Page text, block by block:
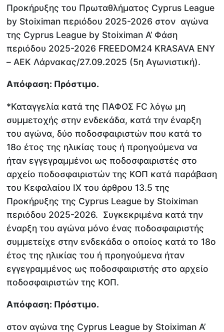
Προκήρυξης του Πρωταθλήματος Cyprus League
by Stoiximan περιόδου 2025-2026 στον αγώνα
της Cyprus League by Stoiximan Α’ Φάση
περιόδου 2025-2026 FREEDOM24 KRASAVA ΕΝΥ
– ΑΕΚ Λάρνακας/27.09.2025 (5η Αγωνιστική).
Απόφαση: Πρόστιμο.
*Καταγγελία κατά της ΠΑΦΟΣ FC λόγω μη
συμμετοχής στην ενδεκάδα, κατά την έναρξη
του αγώνα, δύο ποδοσφαιριστών που κατά το
18ο έτος της ηλικίας τους ή προηγούμενα να
ήταν εγγεγραμμένοι ως ποδοσφαιριστές στο
αρχείο ποδοσφαιριστών της ΚΟΠ κατά παράβαση
του Κεφαλαίου ΙΧ του άρθρου 13.5 της
Προκήρυξης της Cyprus League by Stoiximan
περιόδου 2025-2026. Συγκεκριμένα κατά την
έναρξη του αγώνα μόνο ένας ποδοσφαιριστής
συμμετείχε στην ενδεκάδα ο οποίος κατά το 18ο
έτος της ηλικίας του ή προηγούμενα ήταν
εγγεγραμμένος ως ποδοσφαιριστής στο αρχείο
ποδοσφαιριστών της ΚΟΠ.
Απόφαση: Πρόστιμο.
στον αγώνα της Cyprus League by Stoiximan Α’